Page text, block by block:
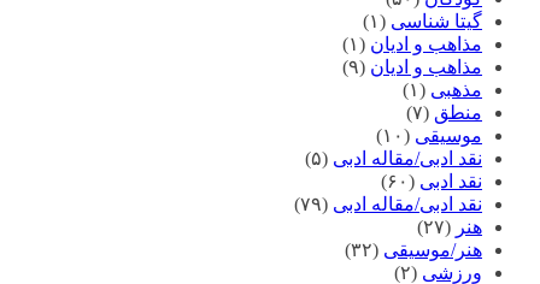
گیتا شناسی (۱)
مذاهب و ادیان (۱)
مذاهب و ادیان (۹)
مذهبی (۱)
منطق (۷)
موسیقی (۱۰)
نقد ادبی/مقاله ادبی (۵)
نقد ادبی (۶۰)
نقد ادبی/مقاله ادبی (۷۹)
هنر (۲۷)
هنر/موسیقی (۳۲)
ورزشی (۲)